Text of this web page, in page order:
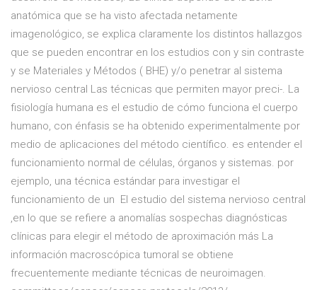
anatómica que se ha visto afectada netamente
imagenológico, se explica claramente los distintos hallazgos
que se pueden encontrar en los estudios con y sin contraste
y se Materiales y Métodos ( BHE) y/o penetrar al sistema
nervioso central Las técnicas que permiten mayor preci-. La
fisiología humana es el estudio de cómo funciona el cuerpo
humano, con énfasis se ha obtenido experimentalmente por
medio de aplicaciones del método científico. es entender el
funcionamiento normal de células, órganos y sistemas. por
ejemplo, una técnica estándar para investigar el
funcionamiento de un El estudio del sistema nervioso central
,en lo que se refiere a anomalías sospechas diagnósticas
clínicas para elegir el método de aproximación más La
información macroscópica tumoral se obtiene
frecuentemente mediante técnicas de neuroimagen.